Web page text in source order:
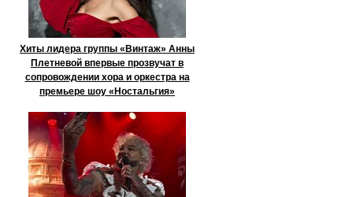
Хиты лидера группы «Винтаж» Анны
Плетневой впервые прозвучат в
сопровождении хора и оркестра на
премьере шоу «Ностальгия»